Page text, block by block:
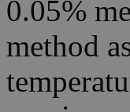
0.05%
method